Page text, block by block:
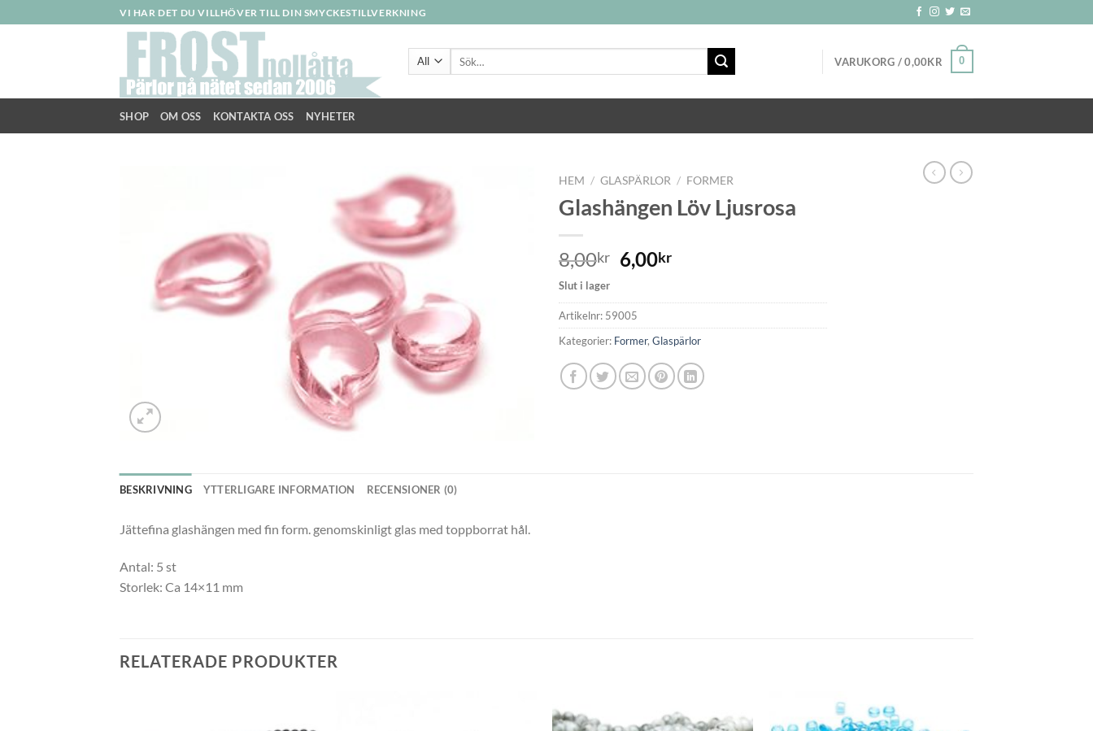
to
VI HAR DET DU VILLHÖVER TILL DIN SMYCKESTILLVERKNING
VARUKORG /0,00KR 0
SHOP OM OSS KONTAKTA OSS NYHETER
HEM / GLASPÄRLOR / FORMER
Glashängen Löv Ljusrosa
8,00kr 6,00kr
Slut i lager
Artikelnr: 59005
Kategorier: Former, Glaspärlor
BESKRIVNING YTTERLIGARE INFORMATION RECENSIONER (0)
Jättefina glashängen med fin form. genomskinligt glas med toppborrat hål.
Antal: 5 st
Storlek: Ca 14×11 mm
RELATERADE PRODUKTER